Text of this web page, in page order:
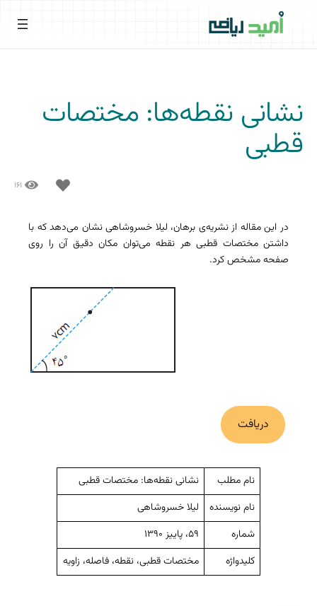
نشانی نقطه‌ها: مختصات
قطبی
۱۶۱
در این مقاله از نشریه‌ی برهان، لیلا خسروشاهی نشان می‌دهد که با
داشتن مختصات قطبی هر نقطه می‌توان مکان دقیق آن را روی
صفحه مشخص کرد.
دریافت
نام مطلب
نشانی نقطه‌ها: مختصات قطبی
نام نویسنده
لیلا خسروشاهی
شماره
۵۹، پاییز ۱۳۹۰
کلیدواژه
مختصات قطبی، نقطه، فاصله، زاویه